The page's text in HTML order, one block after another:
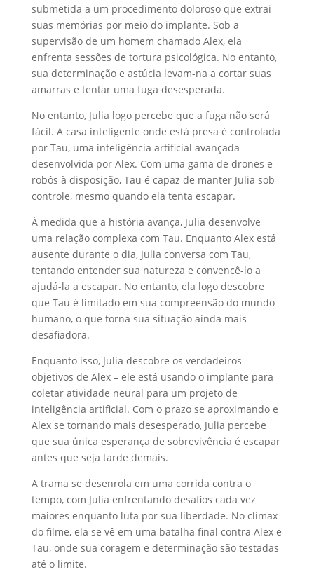
submetida a um procedimento doloroso que extrai
suas memórias por meio do implante. Sob a
supervisão de um homem chamado Alex, ela
enfrenta sessões de tortura psicológica. No entanto,
sua determinação e astúcia levam-na a cortar suas
amarras e tentar uma fuga desesperada.
No entanto, Julia logo percebe que a fuga não será
fácil. A casa inteligente onde está presa é controlada
por Tau, uma inteligência artificial avançada
desenvolvida por Alex. Com uma gama de drones e
robôs à disposição, Tau é capaz de manter Julia sob
controle, mesmo quando ela tenta escapar.
À medida que a história avança, Julia desenvolve
uma relação complexa com Tau. Enquanto Alex está
ausente durante o dia, Julia conversa com Tau,
tentando entender sua natureza e convencê-lo a
ajudá-la a escapar. No entanto, ela logo descobre
que Tau é limitado em sua compreensão do mundo
humano, o que torna sua situação ainda mais
desafiadora.
Enquanto isso, Julia descobre os verdadeiros
objetivos de Alex – ele está usando o implante para
coletar atividade neural para um projeto de
inteligência artificial. Com o prazo se aproximando e
Alex se tornando mais desesperado, Julia percebe
que sua única esperança de sobrevivência é escapar
antes que seja tarde demais.
A trama se desenrola em uma corrida contra o
tempo, com Julia enfrentando desafios cada vez
maiores enquanto luta por sua liberdade. No clímax
do filme, ela se vê em uma batalha final contra Alex e
Tau, onde sua coragem e determinação são testadas
até o limite.